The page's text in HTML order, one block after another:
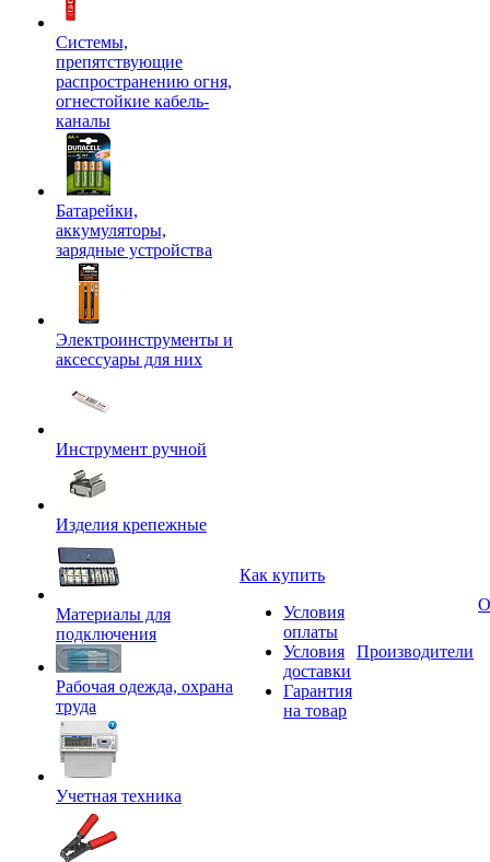
Системы,
препятствующие
распространению огня,
огнестойкие кабель-
каналы
Батарейки,
аккумуляторы,
зарядные устройства
Электроинструменты и
аксессуары для них
Инструмент ручной
Изделия крепежные
Материалы для
подключения
Рабочая одежда, охрана
труда
Учетная техника
Как купить
Условия
оплаты
Условия
доставки
Гарантия
на товар
Производители